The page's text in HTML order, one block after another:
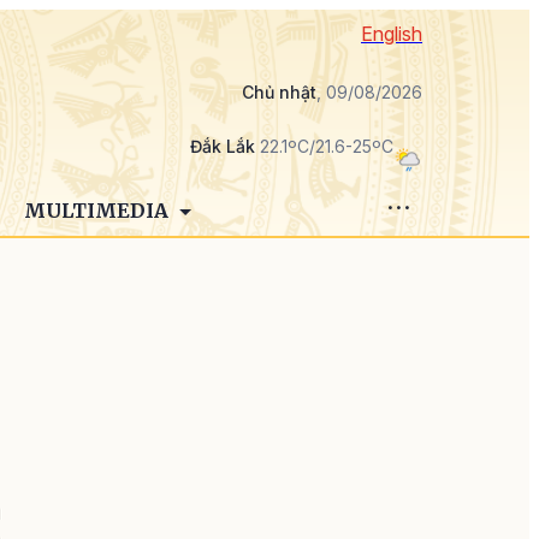
English
Chủ nhật, 09/08/2026
Đắk Lắk 22.1ºC/21.6-25ºC
MULTIMEDIA